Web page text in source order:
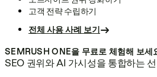
고객 전략 수립하기
전체 사용 사례 보기
SEMRUSH ONE을 무료로 체험해 보세
SEO 권위와 AI 가시성을 통합하는